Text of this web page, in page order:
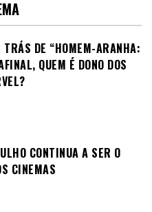
TRÁS DE “HOMEM-ARANHA:
QUEM É DONO DOS
CONTINUA A SER O
CINEMAS